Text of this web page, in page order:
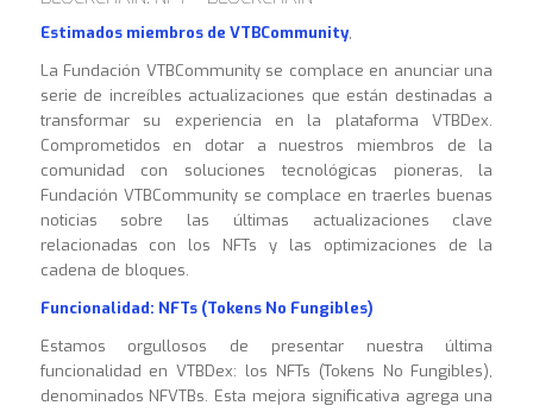
Estimados miembros de VTBCommunity,
La Fundación VTBCommunity se complace en anunciar una
serie de increíbles actualizaciones que están destinadas a
transformar su experiencia en la plataforma VTBDex.
Comprometidos en dotar a nuestros miembros de la
comunidad con soluciones tecnológicas pioneras, la
Fundación VTBCommunity se complace en traerles buenas
noticias sobre las últimas actualizaciones clave
relacionadas con los NFTs y las optimizaciones de la
cadena de bloques.
Funcionalidad: NFTs (Tokens No Fungibles)
Estamos orgullosos de presentar nuestra última
funcionalidad en VTBDex: los NFTs (Tokens No Fungibles),
denominados NFVTBs. Esta mejora significativa agrega una